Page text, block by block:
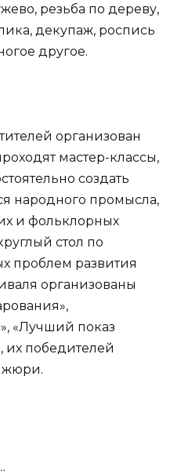
резьба по дереву,
декупаж, роспись
другое.
организован
мастер-классы,
создать
народного промысла,
и фольклорных
стол по
проблем развития
организованы
«Лучший показ
их победителей
жюри.